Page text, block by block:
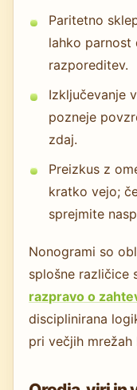
Paritetno
lahko parnost
razporeditev.
Izključevanje
pozneje
zdaj.
Preizkus z
kratko vejo;
sprejmite
Nonogrami so
splošne različice
razpravo o
disciplinirana
pri večjih mrežah